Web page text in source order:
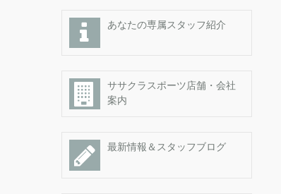
あなたの専属スタッフ紹介
ササクラスポーツ店舗・会社
案内
最新情報＆スタッフブログ